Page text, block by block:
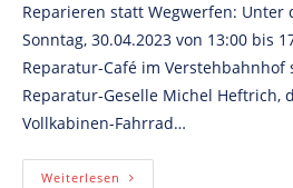
Reparieren statt Wegwerfen: Unter
Sonntag, 30.04.2023 von 13:00 bis
Reparatur-Café im Verstehbahnhof
Reparatur-Geselle Michel Heftrich,
Vollkabinen-Fahrrad…
Weiterlesen Reparieren